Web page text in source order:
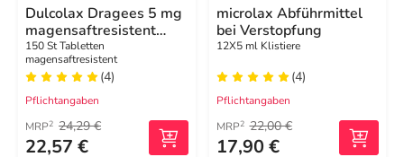
Dulcolax Dragees 5 mg
magensaftresistent
Tabletten
150 St Tabletten
magensaftresistent
(4)
Pflichtangaben
MRP2 24,29 €
22,57 €
microlax Abführmittel
bei Verstopfung
12X5 ml Klistiere
(4)
Pflichtangaben
MRP2 22,00 €
17,90 €